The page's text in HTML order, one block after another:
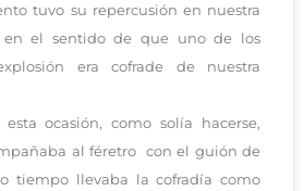
tuvo su repercusión en nuestra
en el sentido de que uno de los
era cofrade de nuestra
ocasión, como solía hacerse,
al féretro con el guión de
tiempo llevaba la cofradía como